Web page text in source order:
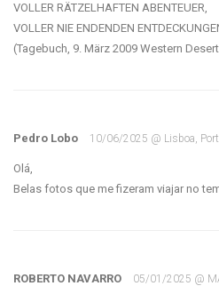
VOLLER RÄTZELHAFTEN ABENTEUER,
VOLLER NIE ENDENDEN
(Tagebuch, 9. März 2009 Western
Pedro Lobo 10/06/2025 @ Lisboa,
Olá,
ROBERTO NAVARRO 05/01/2025 @